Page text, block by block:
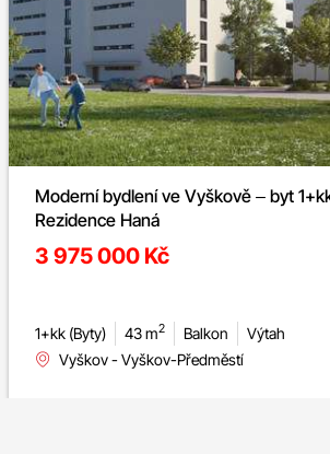
Moderní bydlení ve Vyškově – byt
Rezidence Haná
3 975 000 Kč
1+kk (Byty) 43 m2 Balkon
Výtah
Vyškov - Vyškov-Předměstí